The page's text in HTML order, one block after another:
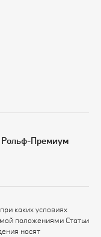
Премиум
каких условиях
положениями Статьи
носят